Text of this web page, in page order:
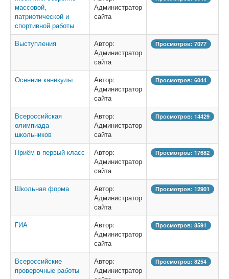
массовой,
патриотической и
спортивной работы
Администратор
сайта
Выступления
Автор:
Администратор
сайта
Просмотров: 7077
Осенние каникулы
Автор:
Администратор
сайта
Просмотров: 6044
Всероссийская
олимпиада
школьников
Автор:
Администратор
сайта
Просмотров: 14429
Приём в первый класс
Автор:
Администратор
сайта
Просмотров: 17682
Школьная форма
Автор:
Администратор
сайта
Просмотров: 12901
ГИА
Автор:
Администратор
сайта
Просмотров: 8591
Всероссийские
проверочные работы
Автор:
Администратор
Просмотров: 8254